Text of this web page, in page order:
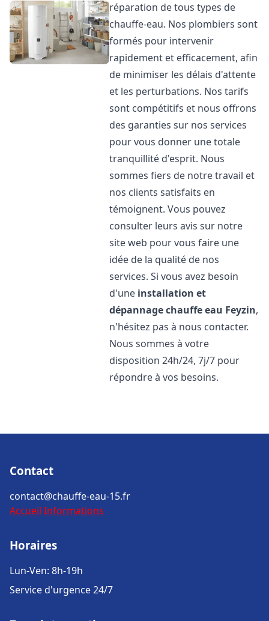
réparation de tous types de
chauffe-eau. Nos plombiers sont
formés pour intervenir
rapidement et efficacement, afin
de minimiser les délais d'attente
et les perturbations. Nos tarifs
sont compétitifs et nous offrons
des garanties sur nos services
pour vous donner une totale
tranquillité d'esprit. Nous
sommes fiers de notre travail et
nos clients satisfaits en
témoignent. Vous pouvez
consulter leurs avis sur notre
site web pour vous faire une
idée de la qualité de nos
services. Si vous avez besoin
d'une installation et
dépannage chauffe eau Feyzin,
n'hésitez pas à nous contacter.
Nous sommes à votre
disposition 24h/24, 7j/7 pour
répondre à vos besoins.
Contact
contact@chauffe-eau-15.fr
Accueil Informations
Horaires
Lun-Ven: 8h-19h
Service d'urgence 24/7